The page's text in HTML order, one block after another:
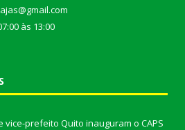
às 13:00
prefeito Quito inauguram o CAPS